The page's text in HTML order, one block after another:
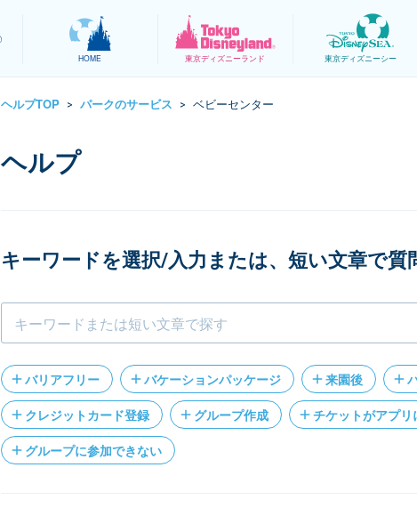
HOME 東京ディズニーランド 東京ディズニーシー
ヘルプTOP > パークのサービス > ベビーセンター
キーワードを選択/入力または、短い文章で質
バリアフリー バケーションパッケージ 来園後
クレジットカード登録
グループ作成 チケットがアプ
グループに参加できない